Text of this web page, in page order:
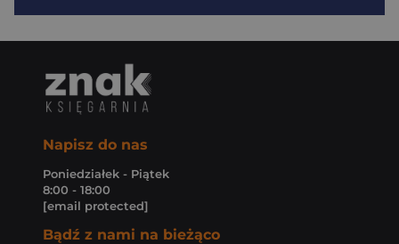
Napisz do nas
Poniedziałek - Piątek
8:00 - 18:00
[email protected]
Bądź z nami na bieżąco